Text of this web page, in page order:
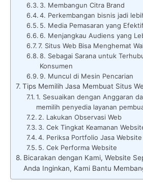
3. Membangun Citra Brand
4. Perkembangan bisnis jadi
5. Media Pemasaran yang
6. Menjangkau Audiens yang
7. Situs Web Bisa Menghemat
8. Sebagai Sarana untuk
Konsumen
9. Muncul di Mesin Pencarian
Tips Memilih Jasa Membuat Situs
1. Sesuaikan dengan Anggaran
memilih penyedia layanan
2. Lakukan Observasi Web
3. Cek Tingkat Keamanan
4. Periksa Portfolio Jasa Website
5. Cek Performa Website
Bicarakan dengan Kami, Website
Anda Inginkan, Kami Bantu